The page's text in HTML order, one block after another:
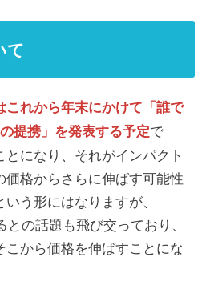
て
これから年末にかけて「誰で
提携」を発表する予定で
になり、それがインパクト
格からさらに伸ばす可能性
う形にはなりますが、
の話題も飛び交っており、
から価格を伸ばすことにな